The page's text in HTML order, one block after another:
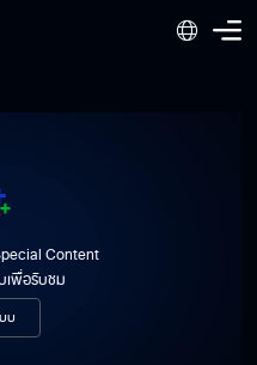
Content
เพื่อรับชม
บ